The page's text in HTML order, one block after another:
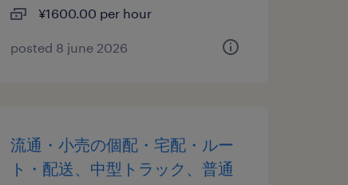
¥1600.00 per hour
posted 8 june 2026
流通・小売の個配・宅配・ルー
ト・配送、中型トラック、普通